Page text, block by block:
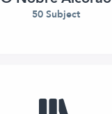
50 Subject